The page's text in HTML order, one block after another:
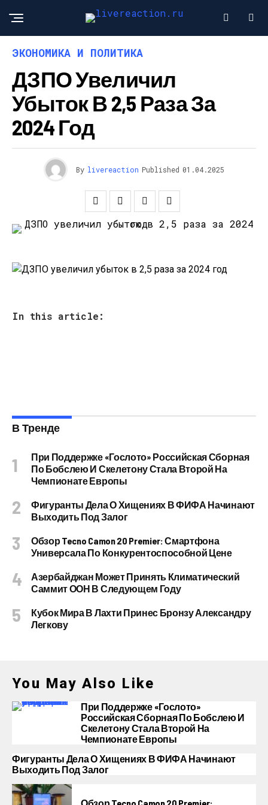
ЭКОНОМИКА И ПОЛИТИКА
ДЗПО Увеличил
Убыток В 2,5 Раза За
2024 Год
By livereaction Published 01.04.2025
In this article:
В Тренде
При Поддержке «Гослото» Российская Сборная
По Бобслею И Скелетону Стала Второй На
Чемпионате Европы
Фигуранты Дела О Хищениях В ФИФА Начинают
Выходить Под Залог
Обзор Tecno Camon 20 Premier: Смартфона
Универсала По Конкурентоспособной Цене
Азербайджан Может Принять Климатический
Саммит ООН В Следующем Году
Кубок Мира В Лахти Принес Бронзу Александру
Легкову
You May Also Like
При Поддержке «Гослото»
Российская Сборная По Бобслею И
Скелетону Стала Второй На
Чемпионате Европы
Фигуранты Дела О Хищениях В ФИФА Начинают
Выходить Под Залог